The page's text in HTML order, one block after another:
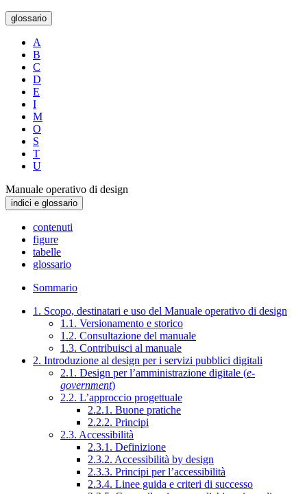
glossario
A
B
C
D
E
I
M
O
S
T
U
Manuale operativo di design
indici e glossario
contenuti
figure
tabelle
glossario
Sommario
1. Scopo, destinatari e uso del Manuale operativo di design
1.1. Versionamento e storico
1.2. Consultazione del manuale
1.3. Contribuisci al manuale
2. Introduzione al design per i servizi pubblici digitali
2.1. Design per l’amministrazione digitale (e-
government)
2.2. L’approccio progettuale
2.2.1. Buone pratiche
2.2.2. Principi
2.3. Accessibilità
2.3.1. Definizione
2.3.2. Accessibilità by design
2.3.3. Principi per l’accessibilità
2.3.4. Linee guida e criteri di successo